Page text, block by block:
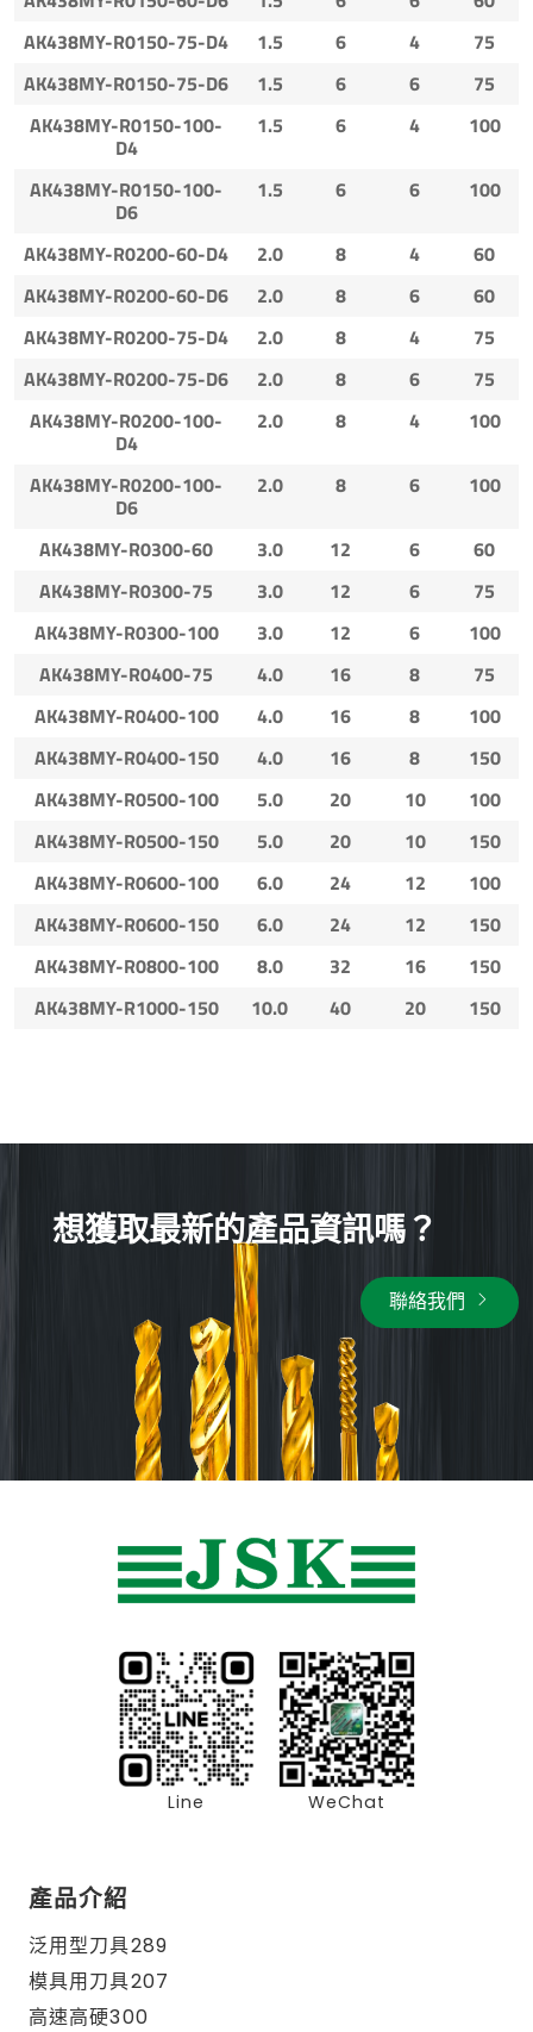
AK438MY-R0150-75-D4
1.5 6 4
75
AK438MY-R0150-75-D6
1.5 6 6
75
AK438MY-R0150-100-
D4
1.5 6 4 100
AK438MY-R0150-100-
D6
1.5 6 6 100
AK438MY-R0200-60-D4 2.0 8 4
60
AK438MY-R0200-60-D6
2.0 8 6
60
AK438MY-R0200-75-D4
2.0 8 4
75
AK438MY-R0200-75-D6
2.0 8 6
75
AK438MY-R0200-100-
D4
2.0 8 4 100
AK438MY-R0200-100-
D6
2.0 8 6 100
AK438MY-R0300-60 3.0 12 6
60
AK438MY-R0300-75
3.0 12 6
75
AK438MY-R0300-100
3.0 12 6
100
AK438MY-R0400-75
4.0 16 8
75
AK438MY-R0400-100
4.0 16 8
100
AK438MY-R0400-150
4.0 16 8
150
AK438MY-R0500-100
5.0 20 10
100
AK438MY-R0500-150
5.0 20 10
150
AK438MY-R0600-100
6.0 24 12
100
AK438MY-R0600-150
6.0 24 12
150
AK438MY-R0800-100
8.0 32 16
150
AK438MY-R1000-150
10.0 40 20 150
想獲取最新的產品資訊嗎？
聯絡我們
Line WeChat
產品介紹
泛用型刀具289
模具用刀具207
高速高硬300